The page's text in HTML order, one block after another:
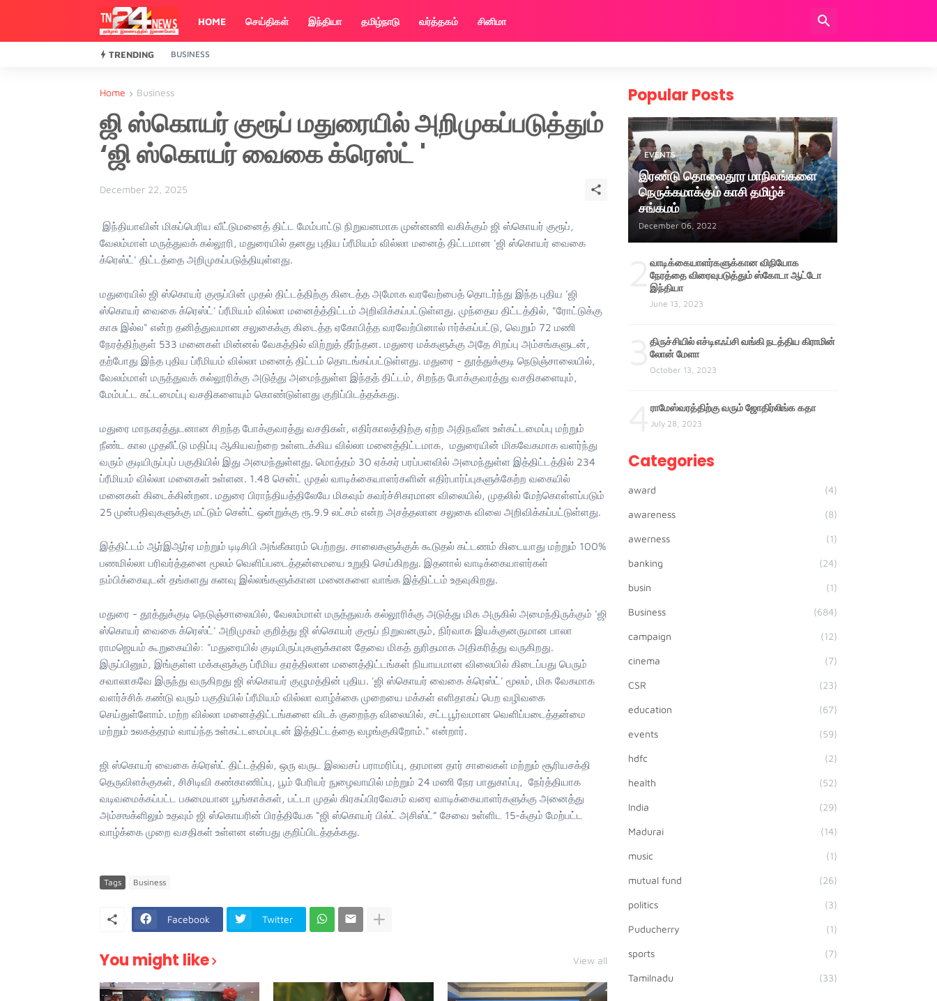
HOME செய்திகள் இந்தியா தமிழ்நாடு வர்த்தகம் சினிமா
TRENDING BUSINESS
Home Business
ஜி ஸ்கொயர் குரூப் மதுரையில் அறிமுகப்படுத்தும்
‘ஜி ஸ்கொயர் வைகை க்ரெஸ்ட் '
December 22, 2025
இந்தியாவின் மிகப்பெரிய வீட்டுமனைத் திட்ட மேம்பாட்டு நிறுவனமாக முன்னணி வகிக்கும் ஜி ஸ்கொயர் குரூப்,
வேலம்மாள் மருத்துவக் கல்லூரி, மதுரையில் தனது புதிய ப்ரீமியம் வில்லா மனைத் திட்டமான 'ஜி ஸ்கொயர் வைகை
க்ரெஸ்ட்' திட்டத்தை அறிமுகப்படுத்தியுள்ளது.
மதுரையில் ஜி ஸ்கொயர் குரூப்பின் முதல் திட்டத்திற்கு கிடைத்த அமோக வரவேற்பைத் தொடர்ந்து இந்த புதிய 'ஜி
ஸ்கொயர் வைகை க்ரெஸ்ட்' ப்ரீமியம் வில்லா மனைத்த்திட்டம் அறிவிக்கப்பட்டுள்ளது. முந்தைய திட்டத்தில், "ரோட்டுக்கு
காசு இல்ல" என்ற தனித்துவமான சலுகைக்கு கிடைத்த ஏகோபித்த வரவேற்பினால் ஈர்க்கப்பட்டு, வெறும் 72 மணி
நேரத்திற்குள் 533 மனைகள் மின்னல் வேகத்தில் விற்றுத் தீர்ந்தன. மதுரை மக்களுக்கு அதே சிறப்பு அம்சங்களுடன்,
தற்போது இந்த புதிய ப்ரீமியம் வில்லா மனைத் திட்டம் தொடங்கப்பட்டுள்ளது. மதுரை - தூத்துக்குடி நெடுஞ்சாலையில்,
வேலம்மாள் மருத்துவக் கல்லூரிக்கு அடுத்து அமைந்துள்ள இந்தத் திட்டம், சிறந்த போக்குவரத்து வசதிகளையும்,
மேம்பட்ட கட்டமைப்பு வசதிகளையும் கொண்டுள்ளது குறிப்பிடத்தக்கது.
மதுரை மாநகரத்துடனான சிறந்த போக்குவரத்து வசதிகள், எதிர்காலத்திற்கு ஏற்ற அதிநவீன உள்கட்டமைப்பு மற்றும்
நீண்ட கால முதலீட்டு மதிப்பு ஆகியவற்றை உள்ளடக்கிய வில்லா மனைத்திட்டமாக, மதுரையின் மிகவேகமாக வளர்ந்து
வரும் குடியிருப்புப் பகுதியில் இது அமைந்துள்ளது. மொத்தம் 30 ஏக்கர் பரப்பளவில் அமைந்துள்ள இத்திட்டத்தில் 234
ப்ரீமியம் வில்லா மனைகள் உள்ளன. 1.48 சென்ட் முதல் வாடிக்கையாளர்களின் எதிர்பார்ப்புகளுக்கேற்ற வகையில்
மனைகள் கிடைக்கின்றன. மதுரை பிராந்தியத்திலேயே மிகவும் கவர்ச்சிகரமான விலையில், முதலில் மேற்கொள்ளப்படும்
25 முன்பதிவுகளுக்கு மட்டும் சென்ட் ஒன்றுக்கு ரூ.9.9 லட்சம் என்ற அசத்தலான சலுகை விலை அறிவிக்கப்பட்டுள்ளது.
இத்திட்டம் ஆர்இஆர்ஏ மற்றும் டிடிசிபி அங்கீகாரம் பெற்றது. சாலைகளுக்குக் கூடுதல் கட்டணம் கிடையாது மற்றும் 100%
பணமில்லா பரிவர்த்தனை மூலம் வெளிப்படைத்தன்மையை உறுதி செய்கிறது. இதனால் வாடிக்கையாளர்கள்
நம்பிக்கையுடன் தங்களது கனவு இல்லங்களுக்கான மனைகளை வாங்க இத்திட்டம் உதவுகிறது.
மதுரை - தூத்துக்குடி நெடுஞ்சாலையில், வேலம்மாள் மருத்துவக் கல்லூரிக்கு அடுத்து மிக அருகில் அமைந்திருக்கும் 'ஜி
ஸ்கொயர் வைகை க்ரெஸ்ட்' அறிமுகம் குறித்து ஜி ஸ்கொயர் குரூப் நிறுவனரும், நிர்வாக இயக்குனருமான பாலா
ராமஜெயம் கூறுகையில்: "மதுரையில் குடியிருப்புகளுக்கான தேவை மிகத் துரிதமாக அதிகரித்து வருகிறது.
இருப்பினும், இங்குள்ள மக்களுக்கு ப்ரீமிய தரத்திலான மனைத்திட்டங்கள் நியாயமான விலையில் கிடைப்பது பெரும்
சவாலாகவே இருந்து வருகிறது ஜி ஸ்கொயர் குழுமத்தின் புதிய. 'ஜி ஸ்கொயர் வைகை க்ரெஸ்ட்' மூலம், மிக வேகமாக
வளர்ச்சிக் கண்டு வரும் பகுதியில் ப்ரீமியம் வில்லா வாழ்க்கை முறையை மக்கள் எளிதாகப் பெற வழிவகை
செய்துள்ளோம். மற்ற வில்லா மனைத்திட்டங்களை விடக் குறைந்த விலையில், சட்டபூர்வமான வெளிப்படைத்தன்மை
மற்றும் உலகத்தரம் வாய்ந்த உள்கட்டமைப்புடன் இத்திட்டத்தை வழங்குகிறோம்." என்றார்.
ஜி ஸ்கொயர் வைகை க்ரெஸ்ட் திட்டத்தில், ஒரு வருட இலவசப் பராமரிப்பு, தரமான தார் சாலைகள் மற்றும் சூரியசக்தி
தெருவிளக்குகள், சிசிடிவி கண்காணிப்பு, பூம் பேரியர் நுழைவாயில் மற்றும் 24 மணி நேர பாதுகாப்பு, நேர்த்தியாக
வடிவமைக்கப்பட்ட பசுமையான பூங்காக்கள், பட்டா முதல் கிரகப்பிரவேசம் வரை வாடிக்கையாளர்களுக்கு அனைத்து
அம்சஙக்ளிலும் உதவும் ஜி ஸ்கொயரின் பிரத்தியேக “ஜி ஸ்கொயர் பில்ட் அசிஸ்ட்” சேவை உள்ளிட 15-க்கும் மேற்பட்ட
வாழ்க்கை முறை வசதிகள் உள்ளன என்பது குறிப்பிடத்தக்கது.
Tags Business
Facebook Twitter
You might like View all
Popular Posts
EVENTS
இரண்டு தொலைதூர மாநிலங்களை
நெருக்கமாக்கும் காசி தமிழ்ச்
சங்கமம்
December 06, 2022
வாடிக்கையாளர்களுக்கான விநியோக
நேரத்தை விரைவுபடுத்தும் ஸ்கோடா ஆட்டோ
இந்தியா
June 13, 2023
திருச்சியில் எச்டிஎஃப்சி வங்கி நடத்திய கிராமின்
லோன் மேளா
October 13, 2023
ராமேஸ்வரத்திற்கு வரும் ஜோதிர்லிங்க கதா
July 28, 2023
Categories
award (4)
awareness (8)
awerness (1)
banking (24)
busin (1)
Business (684)
campaign (12)
cinema (7)
CSR (23)
education (67)
events (59)
hdfc (2)
health (52)
India (29)
Madurai (14)
music (1)
mutual fund (26)
politics (3)
Puducherry (1)
sports (7)
Tamilnadu (33)